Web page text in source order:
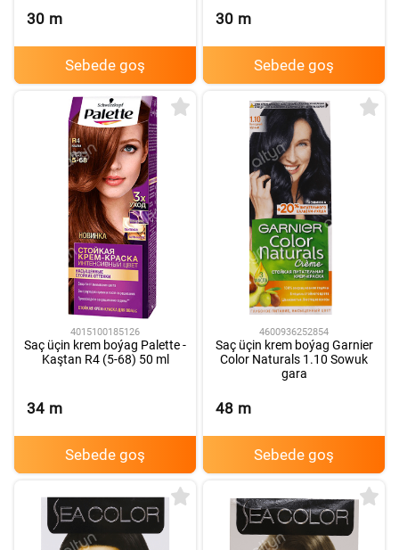
30 m
Sebede goş
30 m
Sebede goş
4015100185126
Saç üçin krem boýag Palette -
Kaştan R4 (5-68) 50 ml
34 m
Sebede goş
4600936252854
Saç üçin krem boýag Garnier
Color Naturals 1.10 Sowuk
gara
48 m
Sebede goş